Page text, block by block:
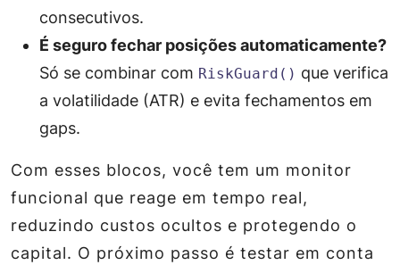
consecutivos.
É seguro fechar posições automaticamente?
Só se combinar com RiskGuard() que verifica
a volatilidade (ATR) e evita fechamentos em
gaps.
Com esses blocos, você tem um monitor
funcional que reage em tempo real,
reduzindo custos ocultos e protegendo o
capital. O próximo passo é testar em conta